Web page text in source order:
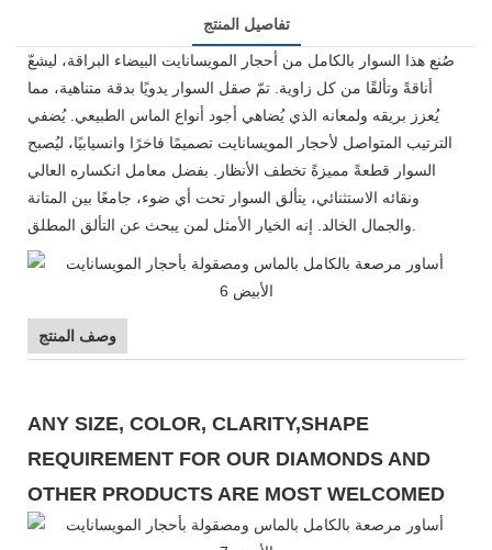
تفاصيل المنتج
صُنع هذا السوار بالكامل من أحجار المويسانايت البيضاء البراقة، ليشعّ
أناقةً وتألقًا من كل زاوية. تمّ صقل السوار يدويًا بدقة متناهية، مما
يُعزز بريقه ولمعانه الذي يُضاهي أجود أنواع الماس الطبيعي. يُضفي
الترتيب المتواصل لأحجار المويسانايت تصميمًا فاخرًا وانسيابيًا، ليُصبح
السوار قطعةً مميزةً تخطف الأنظار. بفضل معامل انكساره العالي
ونقائه الاستثنائي، يتألق السوار تحت أي ضوء، جامعًا بين المتانة
وصف المنتج
ANY SIZE, COLOR, CLARITY,SHAPE
REQUIREMENT FOR OUR DIAMONDS AND
OTHER PRODUCTS ARE MOST WELCOMED